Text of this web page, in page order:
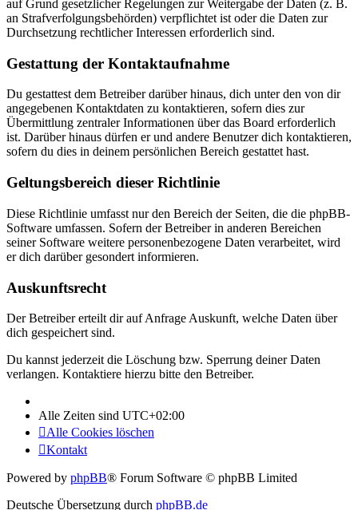
auf Grund gesetzlicher Regelungen zur Weitergabe der Daten (z. B.
an Strafverfolgungsbehörden) verpflichtet ist oder die Daten zur
Durchsetzung rechtlicher Interessen erforderlich sind.
Gestattung der Kontaktaufnahme
Du gestattest dem Betreiber darüber hinaus, dich unter den von dir
angegebenen Kontaktdaten zu kontaktieren, sofern dies zur
Übermittlung zentraler Informationen über das Board erforderlich
ist. Darüber hinaus dürfen er und andere Benutzer dich kontaktieren,
sofern du dies in deinem persönlichen Bereich gestattet hast.
Geltungsbereich dieser Richtlinie
Diese Richtlinie umfasst nur den Bereich der Seiten, die die phpBB-
Software umfassen. Sofern der Betreiber in anderen Bereichen
seiner Software weitere personenbezogene Daten verarbeitet, wird
er dich darüber gesondert informieren.
Auskunftsrecht
Der Betreiber erteilt dir auf Anfrage Auskunft, welche Daten über
dich gespeichert sind.
Du kannst jederzeit die Löschung bzw. Sperrung deiner Daten
verlangen. Kontaktiere hierzu bitte den Betreiber.
Alle Zeiten sind UTC+02:00
Alle Cookies löschen
Kontakt
Powered by phpBB® Forum Software © phpBB Limited
Deutsche Übersetzung durch phpBB.de